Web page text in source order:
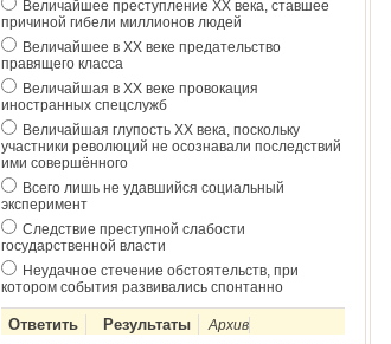
Величайшее преступление ХХ века, ставшее
причиной гибели миллионов людей
Величайшее в ХХ веке предательство
правящего класса
Величайшая в ХХ веке провокация
иностранных спецслужб
Величайшая глупость ХХ века, поскольку
участники революций не осознавали последствий
ими совершённого
Всего лишь не удавшийся социальный
эксперимент
Следствие преступной слабости
государственной власти
Неудачное стечение обстоятельств, при
котором события развивались спонтанно
Архив